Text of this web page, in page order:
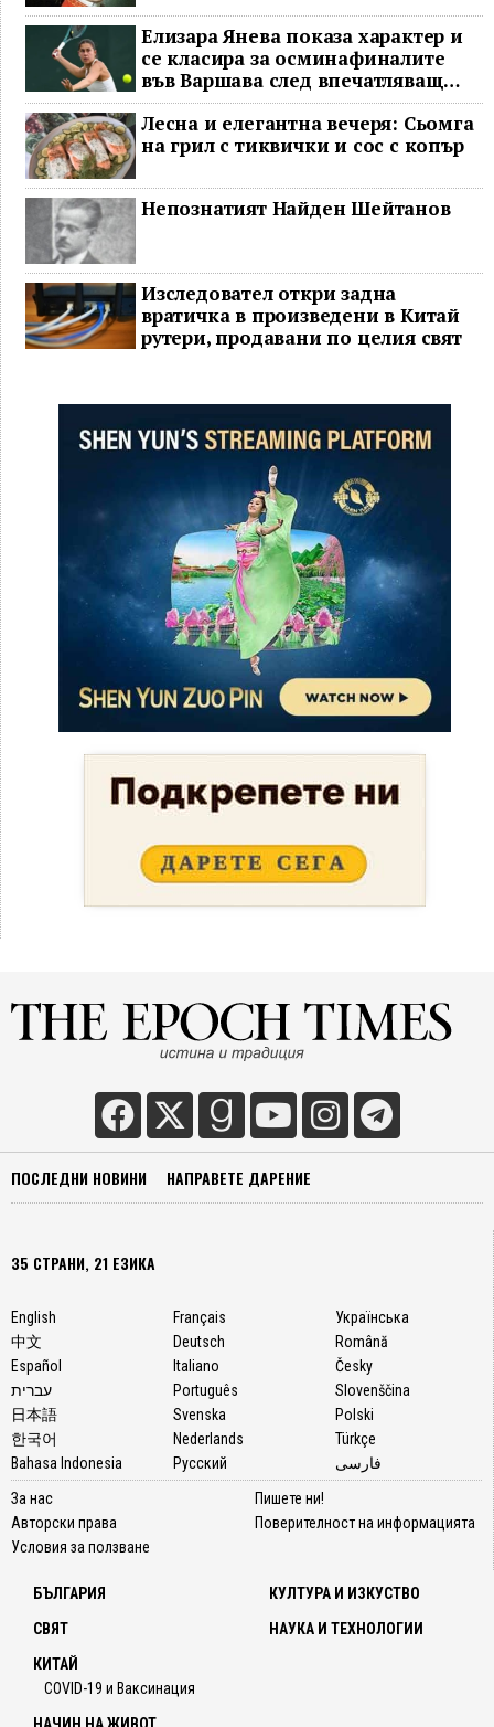
Елизара Янева показа характер и
се класира за осминафиналите
във Варшава след впечатляващ
обрат
Лесна и елегантна вечеря: Сьомга
на грил с тиквички и сос с копър
Непознатият Найден Шейтанов
Изследовател откри задна
вратичка в произведени в Китай
рутери, продавани по целия свят
ПОСЛЕДНИ НОВИНИ НАПРАВЕТЕ ДАРЕНИЕ
35 СТРАНИ, 21 ЕЗИКА
English
中文
Español
עברית
日本語
한국어
Bahasa Indonesia
Français
Deutsch
Italiano
Português
Svenska
Nederlands
Русский
Українська
Română
Česky
Slovenščina
Polski
Türkçe
فارسی
За нас
Авторски права
Условия за ползване
Пишете ни!
Поверителност на информацията
БЪЛГАРИЯ
СВЯТ
КИТАЙ
COVID-19 и Ваксинация
КУЛТУРА И ИЗКУСТВО
НАУКА И ТЕХНОЛОГИИ
НАЧИН НА ЖИВОТ